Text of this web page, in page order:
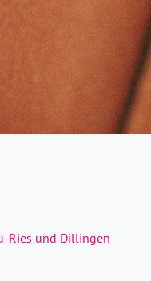
Ries und Dillingen